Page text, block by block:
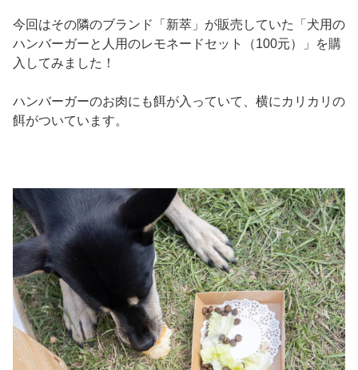
今回はその隣のブランド「新萃」が販売していた「犬用の
ハンバーガーと人用のレモネードセット（100元）」を購
入してみました！
ハンバーガーのお肉にも餌が入っていて、横にカリカリの
餌がついています。